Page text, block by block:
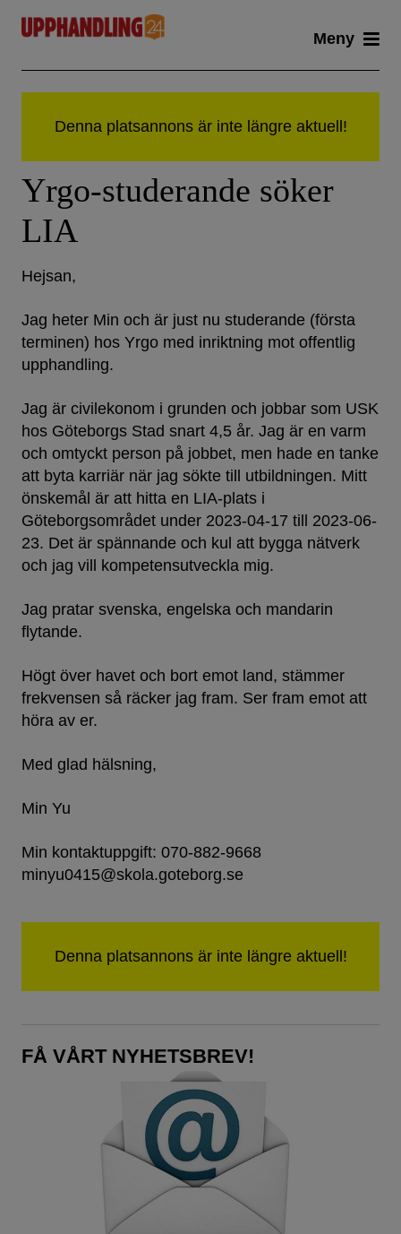
content
Meny
Yrgo-studerande söker
LIA
Hejsan,
Jag heter Min och är just nu studerande (första
terminen) hos Yrgo med inriktning mot offentlig
upphandling.
Jag är civilekonom i grunden och jobbar som USK
hos Göteborgs Stad snart 4,5 år. Jag är en varm
och omtyckt person på jobbet, men hade en tanke
att byta karriär när jag sökte till utbildningen. Mitt
önskemål är att hitta en LIA-plats i
Göteborgsområdet under 2023-04-17 till 2023-06-
23. Det är spännande och kul att bygga nätverk
och jag vill kompetensutveckla mig.
Jag pratar svenska, engelska och mandarin
flytande.
Högt över havet och bort emot land, stämmer
frekvensen så räcker jag fram. Ser fram emot att
höra av er.
Med glad hälsning,
Min Yu
Min kontaktuppgift: 070-882-9668
minyu0415@skola.goteborg.se
FÅ VÅRT NYHETSBREV!